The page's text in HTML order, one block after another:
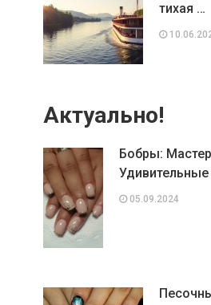
тихая …
Актуально!
Бобры:
05.09.2024